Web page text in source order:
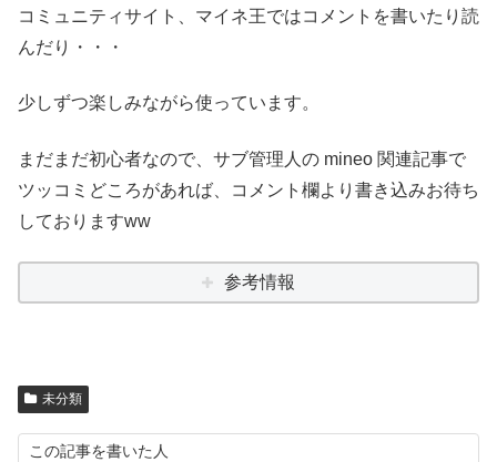
コミュニティサイト、マイネ王ではコメントを書いたり読
んだり・・・
少しずつ楽しみながら使っています。
まだまだ初心者なので、サブ管理人の mineo 関連記事で
ツッコミどころがあれば、コメント欄より書き込みお待ち
しておりますww
参考情報
未分類
この記事を書いた人